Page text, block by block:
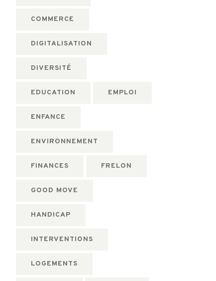
COMMERCE
DIGITALISATION
DIVERSITÉ
EDUCATION EMPLOI
ENFANCE
ENVIRONNEMENT
FINANCES FRELON
GOOD MOVE
HANDICAP
INTERVENTIONS
LOGEMENTS